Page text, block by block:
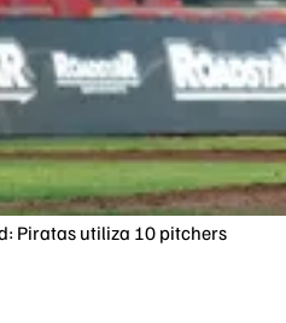
Piratas utiliza 10 pitchers